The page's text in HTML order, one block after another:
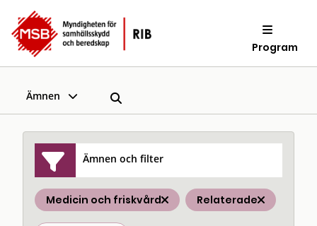
Program
Ämnen
Ämnen och filter
Medicin och friskvård Relaterade